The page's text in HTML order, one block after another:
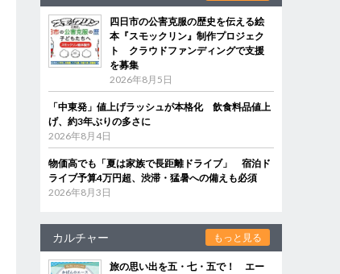
四日市の公害克服の歴史を伝える絵
本『スモックリン』制作プロジェク
ト クラウドファンディングで支援
を募集
2026年8月5日
「中東発」値上げラッシュが本格化 飲食料品値上
げ、約3年ぶりの多さに
2026年8月4日
物価高でも「夏は家族で長距離ドライブ」 宿泊ド
ライブ予算4万円超、渋滞・猛暑への備えも必須
2026年8月3日
カルチャー もっと見る
旅の思い出を五・七・五で！ エー